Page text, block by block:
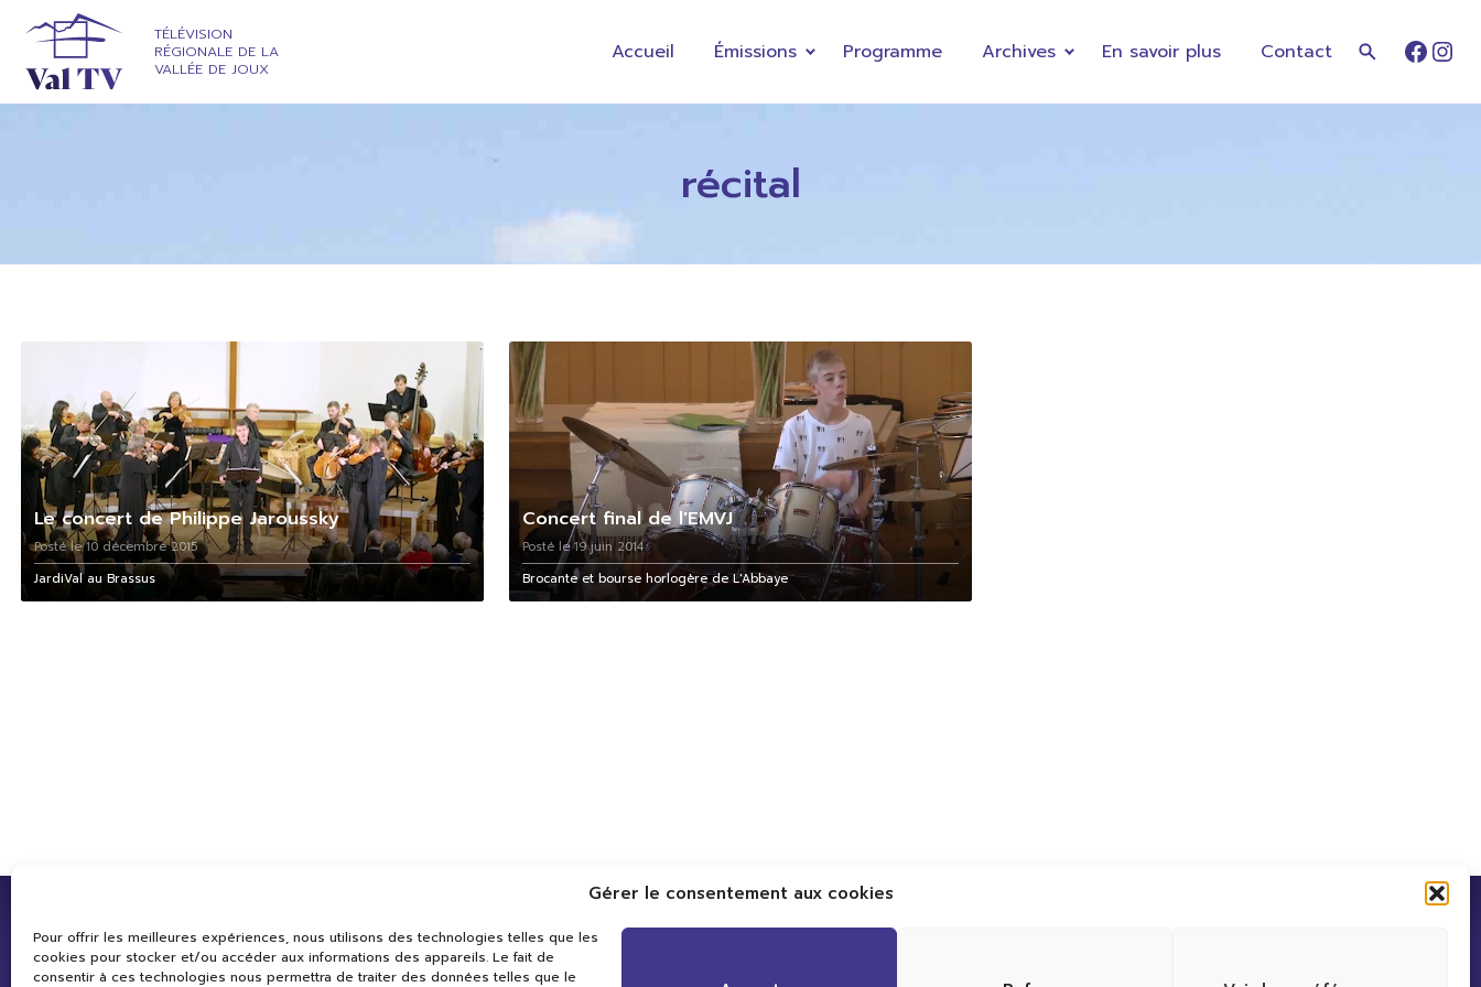
Gérer le consentement aux cookies
Pour offrir les meilleures expériences, nous utilisons des technologies telles que les
cookies pour stocker et/ou accéder aux informations des appareils. Le fait de
consentir à ces technologies nous permettra de traiter des données telles que le
TÉLÉVISION
RÉGIONALE DE LA
VALLÉE DE JOUX
Accueil Émissions Programme Archives En savoir plus Contact
récital
Le concert de Philippe Jaroussky
Posté le 10 décembre 2015
JardiVal au Brassus
Concert final de l'EMVJ
Posté le 19 juin 2014
Brocante et bourse horlogère de L'Abbaye
Val TV